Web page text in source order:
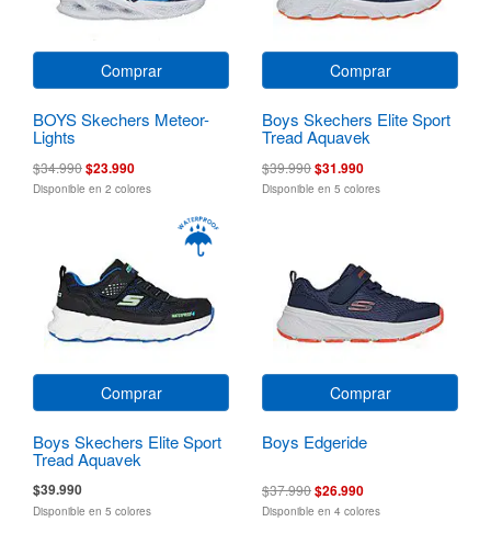
Comprar
BOYS Skechers Meteor-
Lights
$34.990$23.990
Disponible en 2 colores
Comprar
Boys Skechers Elite Sport
Tread Aquavek
$39.990$31.990
Disponible en 5 colores
Comprar
Boys Skechers Elite Sport
Tread Aquavek
$39.990
Disponible en 5 colores
Comprar
Boys Edgeride
$37.990$26.990
Disponible en 4 colores